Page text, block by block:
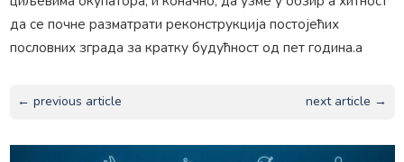
да се почне разматрати реконструкција постојећих
пословних зграда за кратку будућност од пет година.а
← previous article next article →